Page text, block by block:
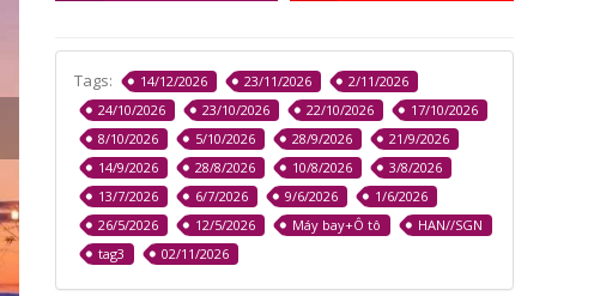
Tags: 14/12/2026 23/11/2026
2/11/2026
24/10/2026
23/10/2026 22/10/2026
17/10/2026
8/10/2026
5/10/2026 28/9/2026
21/9/2026
14/9/2026
28/8/2026 10/8/2026
3/8/2026
13/7/2026
6/7/2026 9/6/2026
1/6/2026
26/5/2026
12/5/2026 Máy bay+Ô tô
HAN//SGN
tag3
02/11/2026